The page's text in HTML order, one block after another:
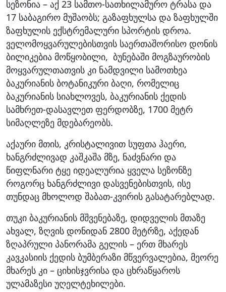
სეზონია – აქ 23 სამთო-სათხილამურო ტრასა და
17 საბაგირო მუშაობს; გაზაფხულსა და ზაფხულში
ზაფხულის ექსტრემალური სპორტის დროა.
ველომოყვარულებისთვის საერთაშორისო დონის
ბილიკებია მოწყობილი, ბუნებაში მოგზაურობის
მოყვარულთათვის კი ნამდვილი სამოთხეა
ბაკურიანის ბოტანიკური ბაღი, რომელიც
ბაკურიანის სიახლოვეს, ბაკურიანის ქედის
სამხრეთ-დასავლეთ ფერდობზე, 1700 მეტრ
სიმაღლეზე მდებარეობს.
აქაური მთის, კრისტალივით სუფთა ჰაერი,
ხანგრძლივად კაშკაშა მზე, ნაძვნარი და
წიფლნარი ტყე იდეალურია ყველა სეზონზე
როგორც ხანგრძლივი დასვენებისთვის, ისე
თუნდაც მხოლოდ შაბათ-კვირის გასატარებლად.
თუკი ბაკურიანის მშვენებაზე, დიდველის მთაზე
ახვალ, ზღვის დონიდან 2800 მეტრზე, აქედან
ზღაპრული პანორამა გელის – ერთ მხარეს
კავკასიის ქედის ბუმბერაზი მწვერვალებია, მეორე
მხარეს კი – ციხისჯვრისა და ცხრაწყაროს
ულამაზესი უღელტეხილები.